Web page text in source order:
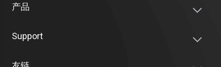
产品
Support